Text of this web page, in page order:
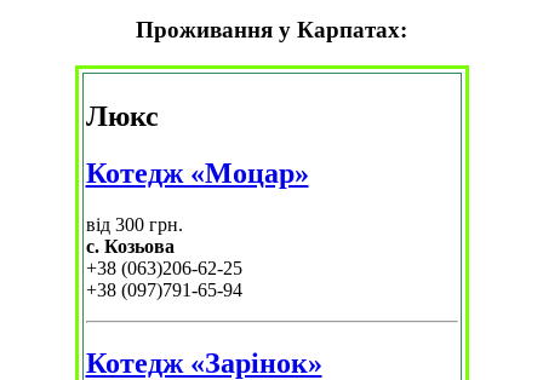
Проживання у Карпатах:
Люкс
Котедж «Моцар»
від 300 грн.
с. Козьова
+38 (063)206-62-25
+38 (097)791-65-94
Котедж «Зарінок»